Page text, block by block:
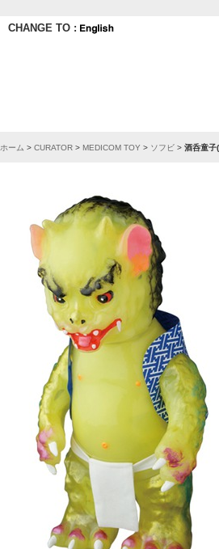
CHANGE TO :
ホーム > CURATOR > MEDICOM TOY > ソフビ > 酒呑童子